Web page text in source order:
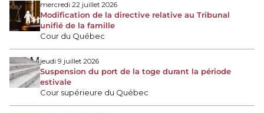
mercredi 22 juillet 2026
Modification de la directive relative au Tribunal
unifié de la famille
Cour du Québec
jeudi 9 juillet 2026
Suspension du port de la toge durant la période
estivale
Cour supérieure du Québec